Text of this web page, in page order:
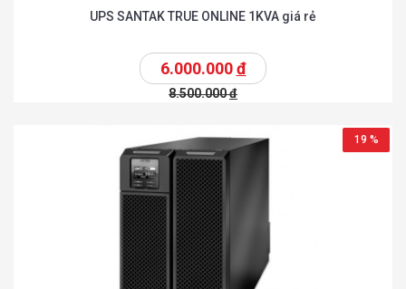
UPS SANTAK TRUE ONLINE 1KVA giá rẻ
6.000.000đ
8.500.000đ
19 %